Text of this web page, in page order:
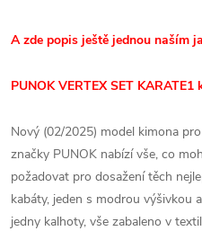
A zde popis ještě jednou naším
PUNOK VERTEXSET
Nový (02/2025) model kimona
značky PUNOK nabízí vše, co
požadovat pro dosažení těch
kabáty, jeden s modrou výšivkou
jedny kalhoty, vše zabaleno v